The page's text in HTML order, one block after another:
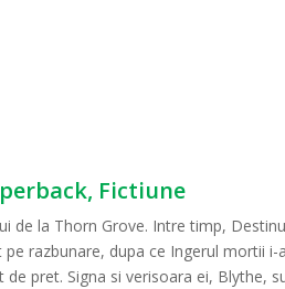
Fictiune
de la Thorn Grove. Intre timp,
razbunare, dupa ce Ingerul mortii
pret. Signa si verisoara ei, Blythe,